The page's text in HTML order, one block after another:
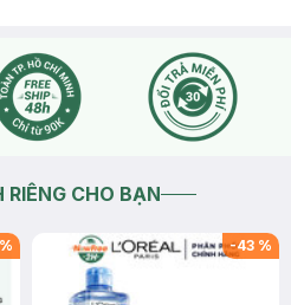
RIÊNG CHO BẠN
% -43 %